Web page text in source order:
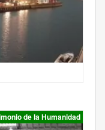
de la Humanidad